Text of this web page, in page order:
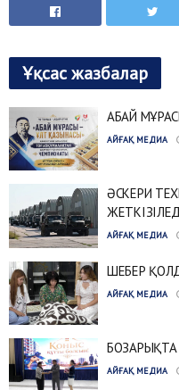
Ұқсас жазбалар
АБАЙ
АЙҒАҚ МЕДИА
ӘСКЕРИ
АЙҒАҚ МЕДИА
ШЕБЕР
АЙҒАҚ МЕДИА
АЙҒАҚ МЕДИА